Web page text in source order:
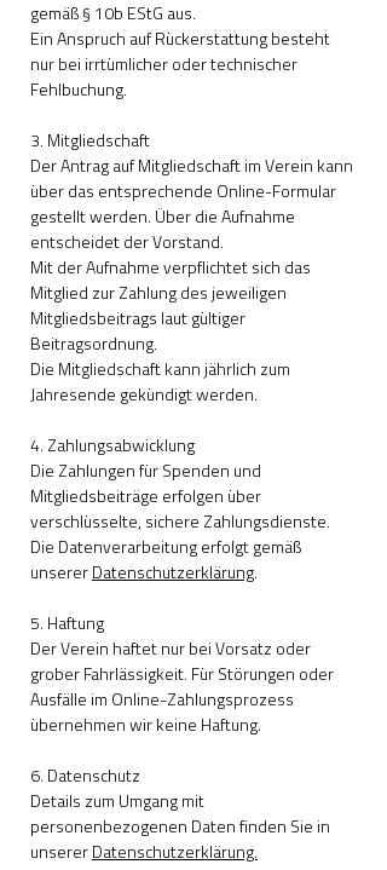
gemäß § 10b EStG aus.
Ein Anspruch auf Rückerstattung besteht
nur bei irrtümlicher oder technischer
Fehlbuchung.
3. Mitgliedschaft
Der Antrag auf Mitgliedschaft im Verein kann
über das entsprechende Online-Formular
gestellt werden. Über die Aufnahme
entscheidet der Vorstand.
Mit der Aufnahme verpflichtet sich das
Mitglied zur Zahlung des jeweiligen
Mitgliedsbeitrags laut gültiger
Beitragsordnung.
Die Mitgliedschaft kann jährlich zum
Jahresende gekündigt werden.
4. Zahlungsabwicklung
Die Zahlungen für Spenden und
Mitgliedsbeiträge erfolgen über
verschlüsselte, sichere Zahlungsdienste.
Die Datenverarbeitung erfolgt gemäß
unserer Datenschutzerklärung.
5. Haftung
Der Verein haftet nur bei Vorsatz oder
grober Fahrlässigkeit. Für Störungen oder
Ausfälle im Online-Zahlungsprozess
übernehmen wir keine Haftung.
6. Datenschutz
Details zum Umgang mit
personenbezogenen Daten finden Sie in
unserer Datenschutzerklärung.